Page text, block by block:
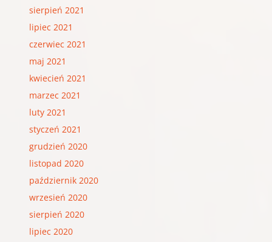
sierpień 2021
lipiec 2021
czerwiec 2021
maj 2021
kwiecień 2021
marzec 2021
luty 2021
styczeń 2021
grudzień 2020
listopad 2020
październik 2020
wrzesień 2020
sierpień 2020
lipiec 2020